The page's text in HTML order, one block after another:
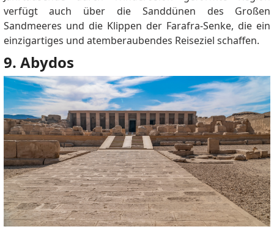
verfügt auch über die Sanddünen des Großen
Sandmeeres und die Klippen der Farafra-Senke, die ein
einzigartiges und atemberaubendes Reiseziel schaffen.
9. Abydos